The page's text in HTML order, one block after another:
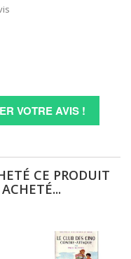
VOTRE AVIS !
CE PRODUIT